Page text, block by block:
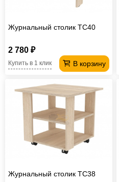
Журнальный столик TC40
2 780 ₽
В корзину
Купить в 1 клик
Журнальный столик TC38